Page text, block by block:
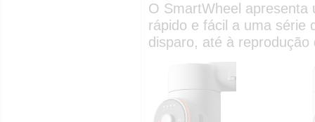
O SmartWheel apresenta
rápido e fácil a uma série
disparo, até à